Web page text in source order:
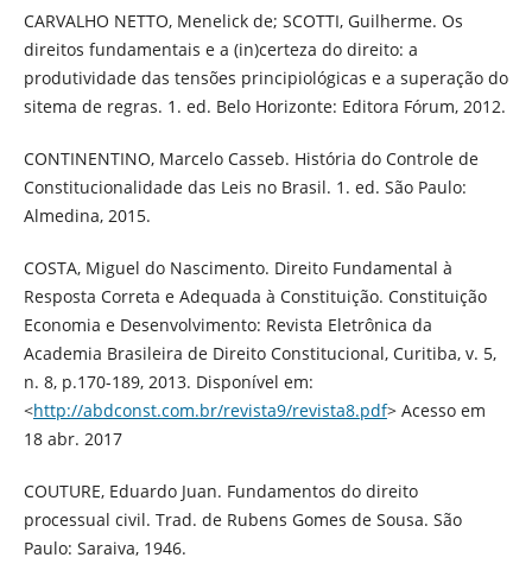
CARVALHO NETTO, Menelick de; SCOTTI, Guilherme. Os
direitos fundamentais e a (in)certeza do direito: a
produtividade das tensões principiológicas e a superação do
sitema de regras. 1. ed. Belo Horizonte: Editora Fórum, 2012.
CONTINENTINO, Marcelo Casseb. História do Controle de
Constitucionalidade das Leis no Brasil. 1. ed. São Paulo:
Almedina, 2015.
COSTA, Miguel do Nascimento. Direito Fundamental à
Resposta Correta e Adequada à Constituição. Constituição
Economia e Desenvolvimento: Revista Eletrônica da
Academia Brasileira de Direito Constitucional, Curitiba, v. 5,
n. 8, p.170-189, 2013. Disponível em:
<http://abdconst.com.br/revista9/revista8.pdf> Acesso em
18 abr. 2017
COUTURE, Eduardo Juan. Fundamentos do direito
processual civil. Trad. de Rubens Gomes de Sousa. São
Paulo: Saraiva, 1946.